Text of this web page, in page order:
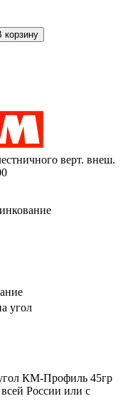
корзину
верт. внеш.
угол
КМ-Профиль 45гр
России или с